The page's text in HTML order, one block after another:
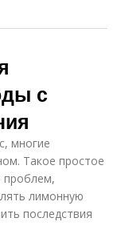
с
многие
Такое простое
проблем,
лимонную
последствия